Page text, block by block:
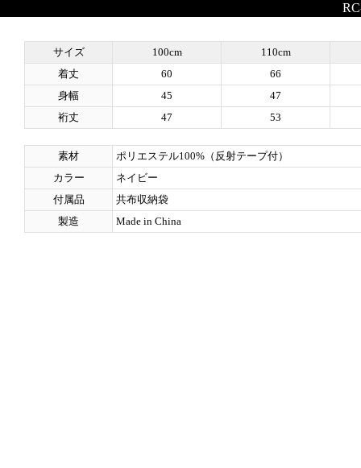
サイズ 100cm
110cm
着丈
60
66
身幅
45
47
裄丈
47 53
素材
ポリエステル100%（反射テープ付）
カラー
ネイビー
付属品
共布収納袋
製造
Made in China